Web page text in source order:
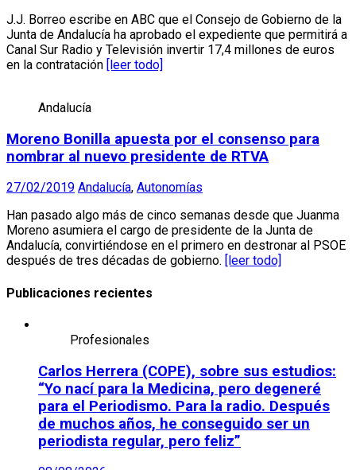
J.J. Borreo escribe en ABC que el Consejo de Gobierno de la
Junta de Andalucía ha aprobado el expediente que permitirá a
Canal Sur Radio y Televisión invertir 17,4 millones de euros
en la contratación [leer todo]
Andalucía
Moreno Bonilla apuesta por el consenso para
nombrar al nuevo presidente de RTVA
27/02/2019 Andalucía, Autonomías
Han pasado algo más de cinco semanas desde que Juanma
Moreno asumiera el cargo de presidente de la Junta de
Andalucía, convirtiéndose en el primero en destronar al PSOE
después de tres décadas de gobierno.
[leer todo]
Publicaciones recientes
Profesionales
Carlos Herrera (COPE), sobre sus estudios:
“Yo nací para la Medicina, pero degeneré
para el Periodismo. Para la radio. Después
de muchos años, he conseguido ser un
periodista regular, pero feliz”